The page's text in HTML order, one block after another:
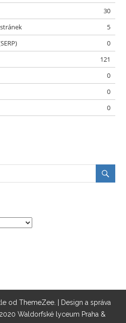
30
5
0
121
0
0
0
od ThemeZee.
| Design a správa
Waldorfské lyceum Praha &